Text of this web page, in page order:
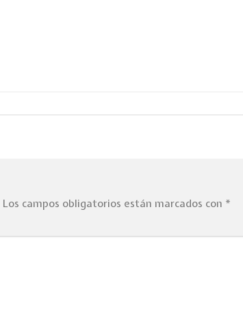
Los campos obligatorios están marcados con *